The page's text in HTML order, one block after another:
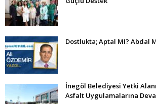
Dostlukta; Aptal MI? Abdal
İnegöl Belediyesi Yetki
Asfalt Uygulamalarına